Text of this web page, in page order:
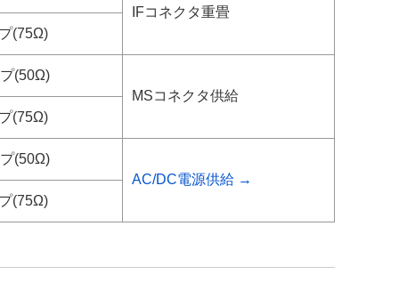
IFコネクタ重畳
(75Ω)
(50Ω)
MSコネクタ供給
(75Ω)
(50Ω)
AC/DC電源供給 →
(75Ω)